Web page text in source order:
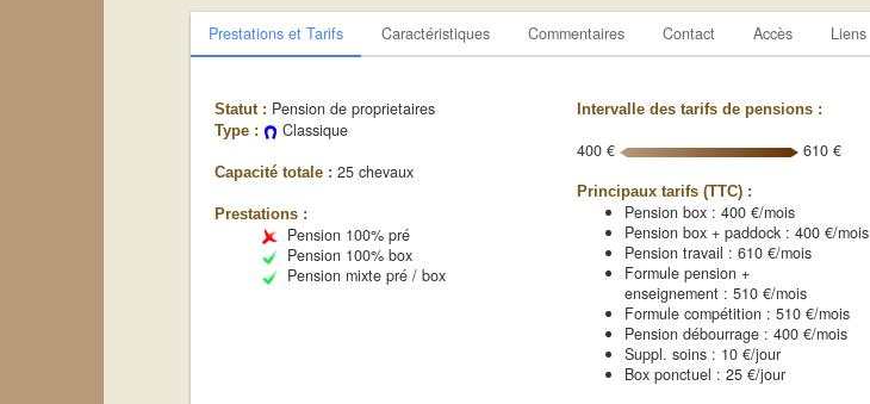
Prestations et Tarifs Caractéristiques Commentaires Contact Accès Liens
Statut : Pension de proprietaires
Type : Classique
Capacité totale : 25 chevaux
Prestations :
Pension 100% pré
Pension 100% box
Pension mixte pré / box
Intervalle des tarifs de pensions :
400 € 610 €
Principaux tarifs (TTC) :
Pension box : 400 €/mois
Pension box + paddock : 400 €/mois
Pension travail : 610 €/mois
Formule pension +
enseignement : 510 €/mois
Formule compétition : 510 €/mois
Pension débourrage : 400 €/mois
Suppl. soins : 10 €/jour
Box ponctuel : 25 €/jour